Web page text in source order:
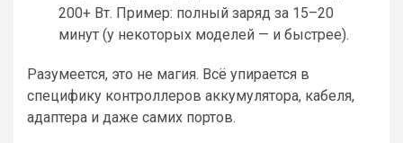
200+ Вт. Пример: полный заряд за 15–20
минут (у некоторых моделей — и быстрее).
Разумеется, это не магия. Всё упирается в
специфику контроллеров аккумулятора, кабеля,
адаптера и даже самих портов.